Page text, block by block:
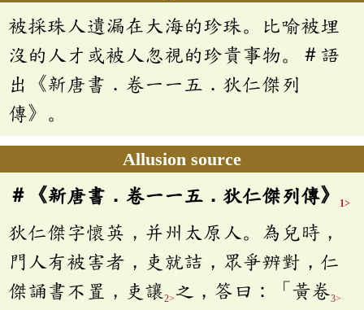
被採珠人遺漏在大海的珍珠。比喻被埋
沒的人才或被人忽視的珍貴事物。＃語
出《新唐書．卷一一五．狄仁傑列
傳》。
Allusion source
＃《新唐書．卷一一五．狄仁傑列傳》 1>
狄仁傑字懷英，并州太原人。為兒時，
門人有被害者，吏就詰，眾爭辨對，仁
傑誦書不置，吏讓2> 之，答曰：「黃卷3>